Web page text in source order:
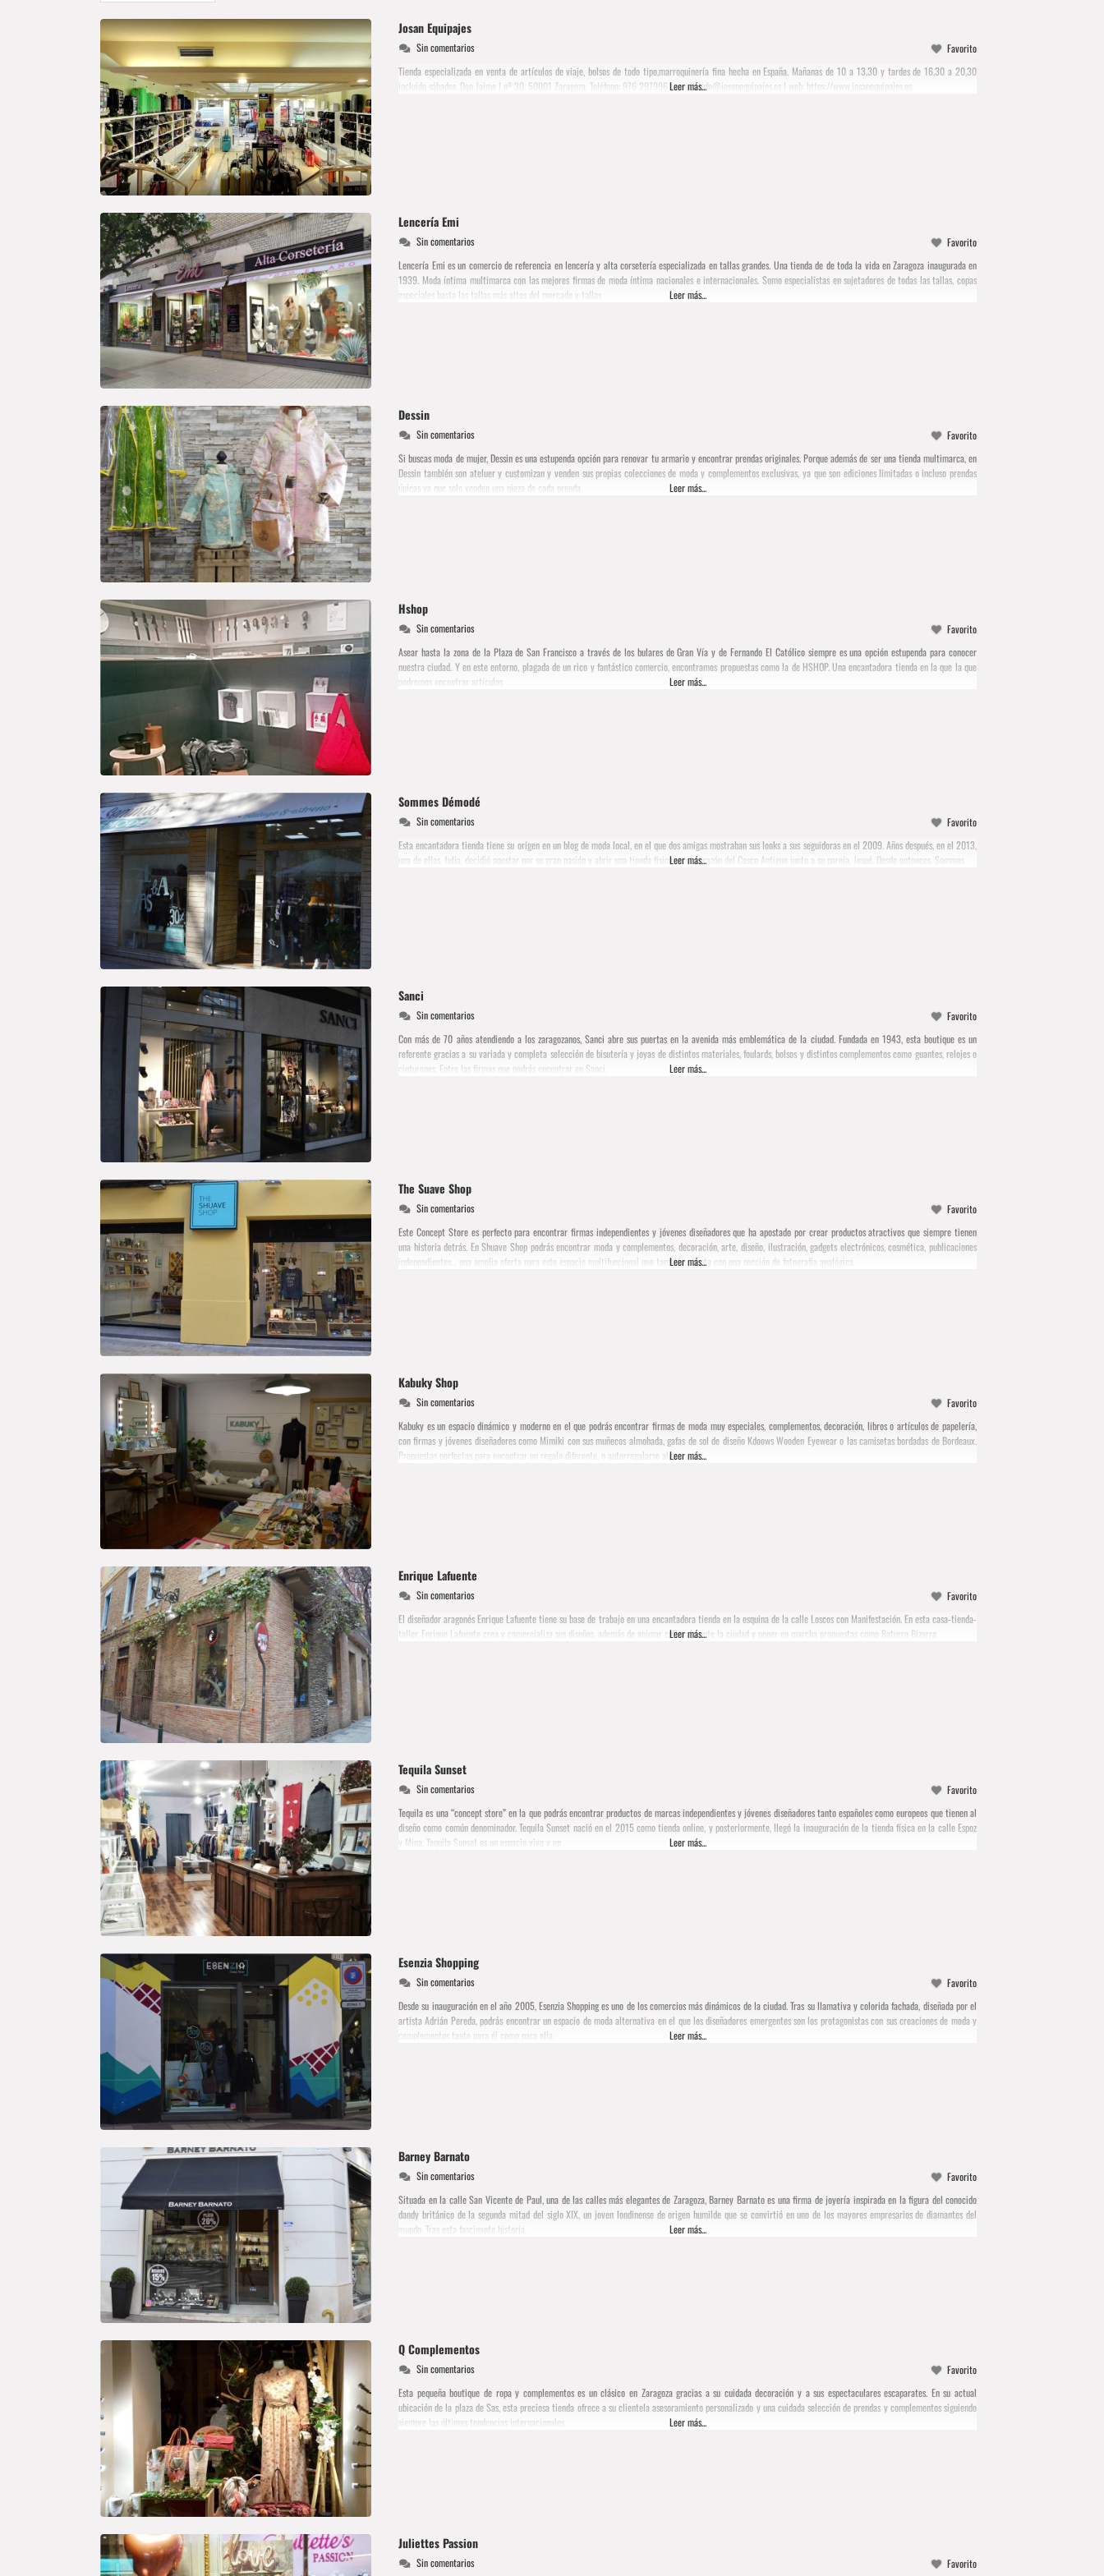
Josan Equipajes
Sin comentarios
Favorito
Tienda especializada en venta de artículos de viaje, bolsos de todo tipo,marroquinería fina hecha en España. Mañanas de 10 a 13,30 y tardes de 16,30 a 20,30
incluido sábados. Don Jaime I nº 30, 50001 Zaragoza. Teléfono: 976 297996 | email:info@josanequipajes.es | web: https://www.josanequipajes.es
Leer más...
Lencería Emi
Sin comentarios
Favorito
Lencería Emi es un comercio de referencia en lencería y alta corsetería especializada en tallas grandes. Una tienda de de toda la vida en Zaragoza inaugurada en
1939. Moda íntima multimarca con las mejores firmas de moda íntima nacionales e internacionales. Somo especialistas en sujetadores de todas las tallas, copas
especiales hasta las tallas más altas del mercado y tallas
Leer más...
Dessin
Sin comentarios
Favorito
Si buscas moda de mujer, Dessin es una estupenda opción para renovar tu armario y encontrar prendas originales. Porque además de ser una tienda multimarca, en
Dessin también son ateluer y customizan y venden sus propias colecciones de moda y complementos exclusivas, ya que son ediciones limitadas o incluso prendas
únicas ya que solo venden una pieza de cada prenda.
Leer más...
Hshop
Sin comentarios
Favorito
Asear hasta la zona de la Plaza de San Francisco a través de los bulares de Gran Vía y de Fernando El Católico siempre es una opción estupenda para conocer
nuestra ciudad. Y en este entorno, plagada de un rico y fantástico comercio, encontramos propuestas como la de HSHOP. Una encantadora tienda en la que la que
podremos encontrar artículos
Leer más...
Sommes Démodé
Sin comentarios
Favorito
Esta encantadora tienda tiene su origen en un blog de moda local, en el que dos amigas mostraban sus looks a sus seguidoras en el 2009. Años después, en el 2013,
una de ellas, Julia, decidió apostar por su gran pasión y abrir una tienda física en el corazón del Casco Antiguo junto a su pareja, Josué. Desde entonces, Sommes
Leer más...
Sanci
Sin comentarios
Favorito
Con más de 70 años atendiendo a los zaragozanos, Sanci abre sus puertas en la avenida más emblemática de la ciudad. Fundada en 1943, esta boutique es un
referente gracias a su variada y completa selección de bisutería y joyas de distintos materiales, foulards, bolsos y distintos complementos como guantes, relojes o
cinturones. Entre las firmas que podrás encontrar en Sanci,
Leer más...
The Suave Shop
Sin comentarios
Favorito
Este Concept Store es perfecto para encontrar firmas independientes y jóvenes diseñadores que ha apostado por crear productos atractivos que siempre tienen
una historia detrás. En Shuave Shop podrás encontrar moda y complementos, decoración, arte, diseño, ilustración, gadgets electrónicos, cosmética, publicaciones
independientes… una amplia oferta para este espacio multifuncional que también cuenta con una sección de fotografía analógica.
Leer más...
Kabuky Shop
Sin comentarios
Favorito
Kabuky es un espacio dinámico y moderno en el que podrás encontrar firmas de moda muy especiales, complementos, decoración, libros o artículos de papelería,
con firmas y jóvenes diseñadores como Mimiki con sus muñecos almohada, gafas de sol de diseño Kdoows Wooden Eyewear o las camisetas bordadas de Bordeaux.
Propuestas perfectas para encontrar un regalo diferente, o autorregalarse algo.Leer más...
Enrique Lafuente
Sin comentarios
Favorito
El diseñador aragonés Enrique Lafuente tiene su base de trabajo en una encantadora tienda en la esquina de la calle Loscos con Manifestación. En esta casa-tienda-
taller, Enrique Lafuente crea y comercializa sus diseños, además de animar culturalmente la ciudad y poner en marcha propuestas como Baturro Bizarro.
Leer más...
Tequila Sunset
Sin comentarios
Favorito
Tequila es una “concept store” en la que podrás encontrar productos de marcas independientes y jóvenes diseñadores tanto españoles como europeos que tienen al
diseño como común denominador. Tequila Sunset nació en el 2015 como tienda online, y posteriormente, llegó la inauguración de la tienda física en la calle Espoz
y Mina. Tequila Sunset es un espacio vivo y en
Leer más...
Esenzia Shopping
Sin comentarios
Favorito
Desde su inauguración en el año 2005, Esenzia Shopping es uno de los comercios más dinámicos de la ciudad. Tras su llamativa y colorida fachada, diseñada por el
artista Adrián Pereda, podrás encontrar un espacio de moda alternativa en el que los diseñadores emergentes son los protagonistas con sus creaciones de moda y
complementos tanto para él como para ella.
Leer más...
Barney Barnato
Sin comentarios
Favorito
Situada en la calle San Vicente de Paul, una de las calles más elegantes de Zaragoza, Barney Barnato es una firma de joyería inspirada en la figura del conocido
dandy británico de la segunda mitad del siglo XIX, un joven londinense de origen humilde que se convirtió en uno de los mayores empresarios de diamantes del
mundo. Tras esta fascinante historia,
Leer más...
Q Complementos
Sin comentarios
Favorito
Esta pequeña boutique de ropa y complementos es un clásico en Zaragoza gracias a su cuidada decoración y a sus espectaculares escaparates. En su actual
ubicación de la plaza de Sas, esta preciosa tienda ofrece a su clientela asesoramiento personalizado y una cuidada selección de prendas y complementos siguiendo
siempre las últimas tendencias internacionales.
Leer más...
Juliettes Passion
Sin comentarios Favorito